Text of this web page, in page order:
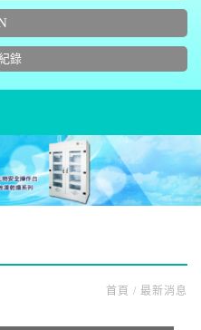
錄
首頁 / 最新消息